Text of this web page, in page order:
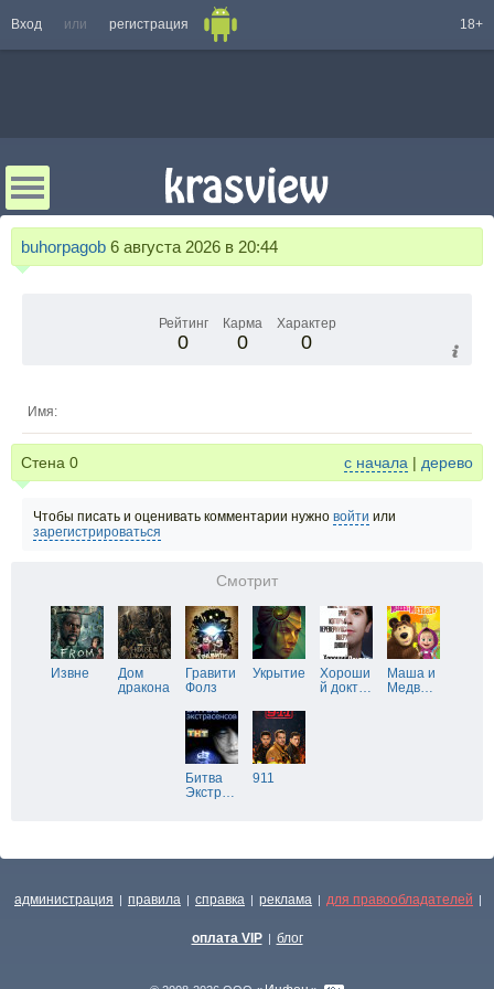
Вход или регистрация 18+
buhorpagob 6 августа 2026 в 20:44
Рейтинг
0
Карма
0
Характер
0
Имя:
Стена 0 с начала | дерево
Чтобы писать и оценивать комментарии нужно войти или
зарегистрироваться
Смотрит
Извне
Дом
дракона
Гравити
Фолз
Укрытие
Хороши
й докт…
Маша и
Медв…
Битва
Экстр…
911
администрация | правила | справка | реклама | для правообладателей |
оплата VIP | блог